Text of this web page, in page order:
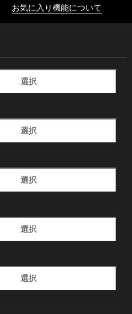
お気に入り機能について
選択
選択
選択
選択
選択